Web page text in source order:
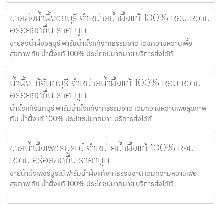
ขายส่งน้ำผึ้งชลบุรี จำหน่ายน้ำผึ้งแท้ 100% หอม หวาน
อร่อยสดชื่น ราคาถูก
ขายส่งน้ำผึ้งชลบุรี ฟาร์มน้ำผึ้งแท้จากธรรมชาติ เติมความหวานเพื่อ
สุขภาพ กับ น้ำผึ้งแท้ 100% ประโยชน์มากมาย บริการส่งได้ทั
น้ำผึ้งแท้จันทบุรี จำหน่ายน้ำผึ้งแท้ 100% หอม หวาน
อร่อยสดชื่น ราคาถูก
น้ำผึ้งแท้จันทบุรี ฟาร์มน้ำผึ้งแท้จากธรรมชาติ เติมความหวานเพื่อสุขภาพ
กับ น้ำผึ้งแท้ 100% ประโยชน์มากมาย บริการส่งได้ทั่
ขายน้ำผึ้งเพชรบูรณ์ จำหน่ายน้ำผึ้งแท้ 100% หอม
หวาน อร่อยสดชื่น ราคาถูก
ขายน้ำผึ้งเพชรบูรณ์ ฟาร์มน้ำผึ้งแท้จากธรรมชาติ เติมความหวานเพื่อ
สุขภาพ กับ น้ำผึ้งแท้ 100% ประโยชน์มากมาย บริการส่งได้ทั